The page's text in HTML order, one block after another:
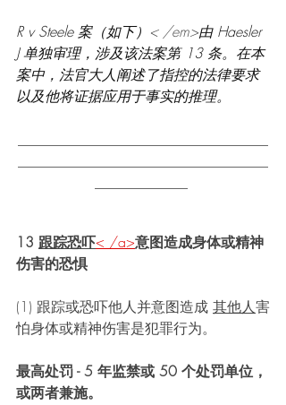
R v Steele 案（如下） < /em>由 Haesler
J 单独审理，涉及该法案第 13 条。在本
案中，法官大人阐述了指控的法律要求
以及他将证据应用于事实的推理。
13 跟踪恐吓< /a>意图造成身体或精神
伤害的恐惧
(1) 跟踪或恐吓他人并意图造成 其他人害
怕身体或精神伤害是犯罪行为。
最高处罚 - 5 年监禁或 50 个处罚单位，
或两者兼施。